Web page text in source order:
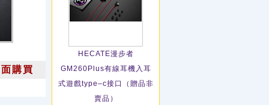
購買
HECATE漫步者
GM260Plus有線耳機入耳
式遊戲type–c接口（贈品非
賣品）